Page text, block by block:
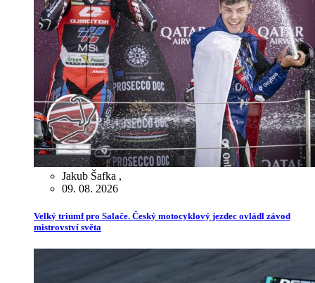
Jakub Šafka ,
09. 08. 2026
Velký triumf pro Salače. Český motocyklový jezdec ovládl závod
mistrovství světa